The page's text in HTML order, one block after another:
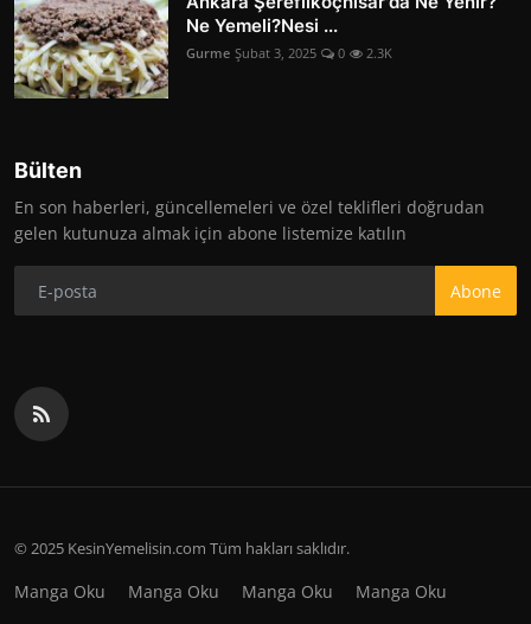
Ne Yemeli?Nesi ...
Gurme Şubat 3, 2025 0 2.3K
Bülten
En son haberleri, güncellemeleri ve özel teklifleri doğrudan
gelen kutunuza almak için abone listemize katılın
Abone
© 2025 KesinYemelisin.com Tüm hakları saklıdır.
Manga Oku Manga Oku Manga Oku Manga Oku